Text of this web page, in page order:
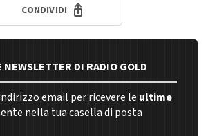
CONDIVIDI
DI RADIO GOLD
email per ricevere le ultime
nella tua casella di posta